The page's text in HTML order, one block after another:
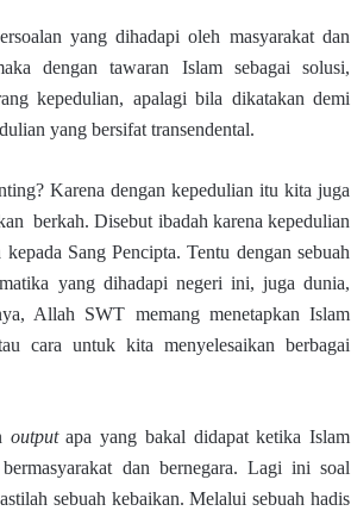
yang dihadapi oleh masyarakat dan
dengan tawaran Islam sebagai solusi,
kepedulian, apalagi bila dikatakan demi
yang bersifat transendental.
Karena dengan kepedulian itu kita juga
berkah. Disebut ibadah karena kepedulian
Sang Pencipta. Tentu dengan sebuah
yang dihadapi negeri ini, juga dunia,
Allah SWT memang menetapkan Islam
cara untuk kita menyelesaikan berbagai
outputapa yang bakal didapat ketika Islam
dan bernegara. Lagi ini soal
sebuah kebaikan. Melalui sebuah hadis